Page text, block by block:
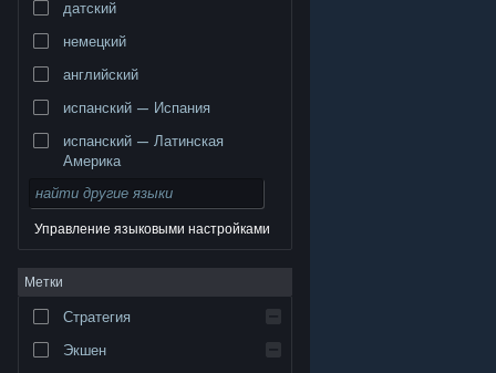
© Valve Corporation. Все права сохранены. Все
торговые марки являются собственностью
Правовая информация
Соглашение подписчика Steam
Файлы cookie
датский
немецкий
английский
испанский — Испания
испанский — Латинская
Америка
Управление языковыми настройками
Метки
Стратегия
Экшен